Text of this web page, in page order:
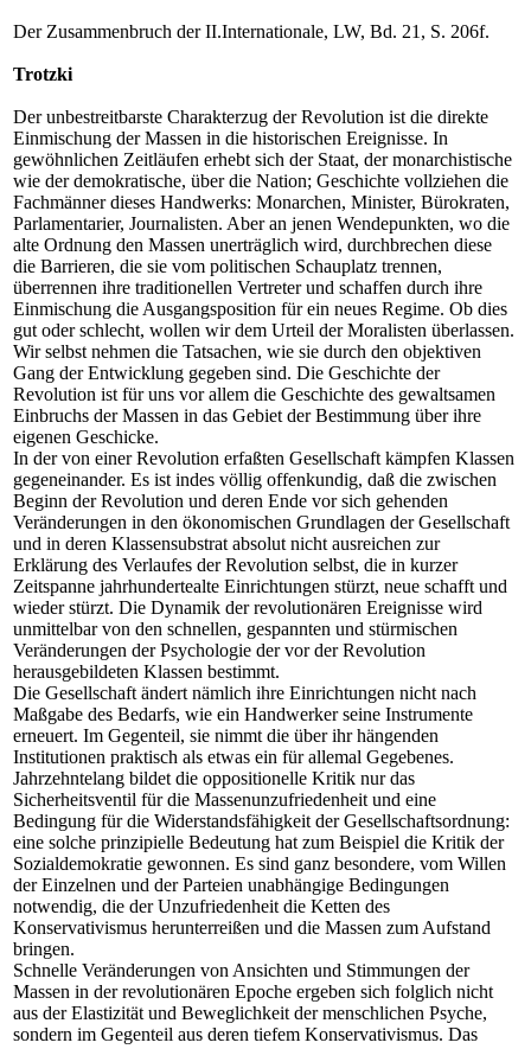
Der Zusammenbruch der II.Internationale, LW, Bd. 21, S. 206f.
Trotzki
Der unbestreitbarste Charakterzug der Revolution ist die direkte
Einmischung der Massen in die historischen Ereignisse. In
gewöhnlichen Zeitläufen erhebt sich der Staat, der monarchistische
wie der demokratische, über die Nation; Geschichte vollziehen die
Fachmänner dieses Handwerks: Monarchen, Minister, Bürokraten,
Parlamentarier, Journalisten. Aber an jenen Wendepunkten, wo die
alte Ordnung den Massen unerträglich wird, durchbrechen diese
die Barrieren, die sie vom politischen Schauplatz trennen,
überrennen ihre traditionellen Vertreter und schaffen durch ihre
Einmischung die Ausgangsposition für ein neues Regime. Ob dies
gut oder schlecht, wollen wir dem Urteil der Moralisten überlassen.
Wir selbst nehmen die Tatsachen, wie sie durch den objektiven
Gang der Entwicklung gegeben sind. Die Geschichte der
Revolution ist für uns vor allem die Geschichte des gewaltsamen
Einbruchs der Massen in das Gebiet der Bestimmung über ihre
eigenen Geschicke.
In der von einer Revolution erfaßten Gesellschaft kämpfen Klassen
gegeneinander. Es ist indes völlig offenkundig, daß die zwischen
Beginn der Revolution und deren Ende vor sich gehenden
Veränderungen in den ökonomischen Grundlagen der Gesellschaft
und in deren Klassensubstrat absolut nicht ausreichen zur
Erklärung des Verlaufes der Revolution selbst, die in kurzer
Zeitspanne jahrhundertealte Einrichtungen stürzt, neue schafft und
wieder stürzt. Die Dynamik der revolutionären Ereignisse wird
unmittelbar von den schnellen, gespannten und stürmischen
Veränderungen der Psychologie der vor der Revolution
herausgebildeten Klassen bestimmt.
Die Gesellschaft ändert nämlich ihre Einrichtungen nicht nach
Maßgabe des Bedarfs, wie ein Handwerker seine Instrumente
erneuert. Im Gegenteil, sie nimmt die über ihr hängenden
Institutionen praktisch als etwas ein für allemal Gegebenes.
Jahrzehntelang bildet die oppositionelle Kritik nur das
Sicherheitsventil für die Massenunzufriedenheit und eine
Bedingung für die Widerstandsfähigkeit der Gesellschaftsordnung:
eine solche prinzipielle Bedeutung hat zum Beispiel die Kritik der
Sozialdemokratie gewonnen. Es sind ganz besondere, vom Willen
der Einzelnen und der Parteien unabhängige Bedingungen
notwendig, die der Unzufriedenheit die Ketten des
Konservativismus herunterreißen und die Massen zum Aufstand
bringen.
Schnelle Veränderungen von Ansichten und Stimmungen der
Massen in der revolutionären Epoche ergeben sich folglich nicht
aus der Elastizität und Beweglichkeit der menschlichen Psyche,
sondern im Gegenteil aus deren tiefem Konservativismus. Das